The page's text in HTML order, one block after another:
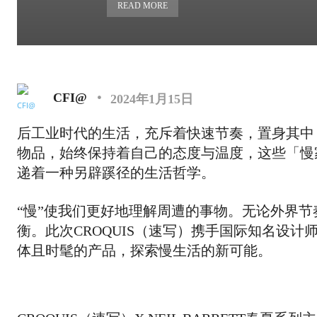
READ MORE
CFI@ 2024年1月15日
后工业时代的生活，充斥着快速节奏，置身其
物品，始终保持着自己的态度与温度，这些「
递着一种另辟蹊径的生活哲学。
“慢”使我们更好地理解周遭的事物。无论外界
衡。此次CROQUIS（速写）携手国际知名设计
体且时髦的产品，探索慢生活的新可能。